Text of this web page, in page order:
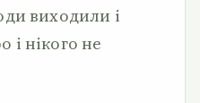
виходили і
і нікого не